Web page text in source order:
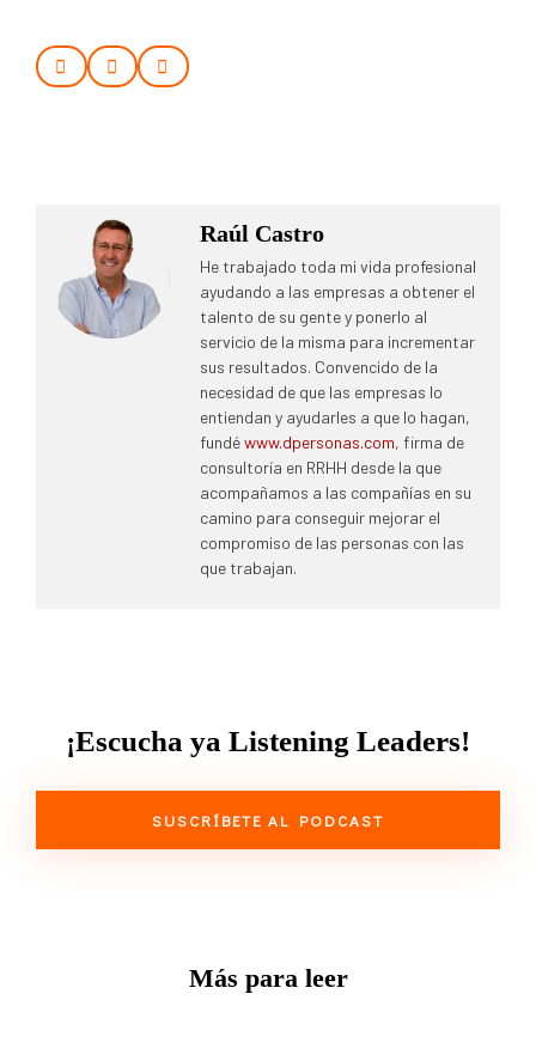
Raúl Castro
He trabajado toda mi vida profesional
ayudando a las empresas a obtener el
talento de su gente y ponerlo al
servicio de la misma para incrementar
sus resultados. Convencido de la
necesidad de que las empresas lo
entiendan y ayudarles a que lo hagan,
fundéwww.dpersonas.com, firma de
consultoría en RRHH desde la que
acompañamos a las compañías en su
camino para conseguir mejorar el
compromiso de las personas con las
que trabajan.
¡Escucha ya Listening Leaders!
SUSCRÍBETE AL PODCAST
Más para leer